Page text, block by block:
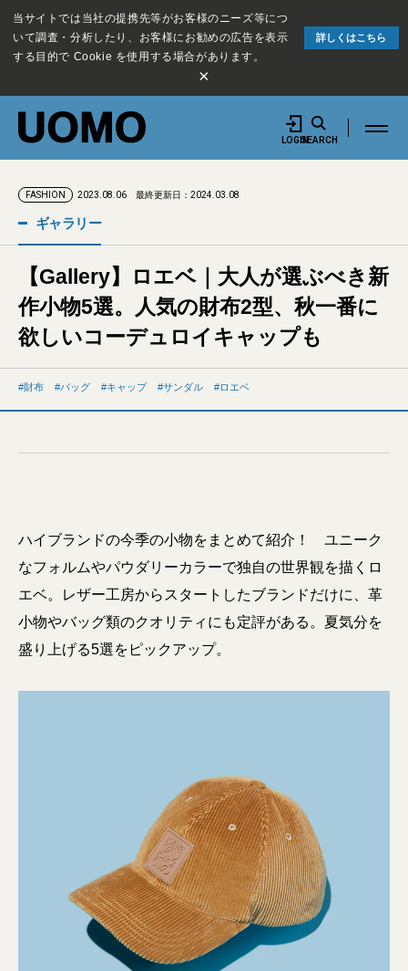
当サイトでは当社の提携先等がお客様のニーズ等につ
いて調査・分析したり、お客様にお勧めの広告を表示
する目的で Cookie を使用する場合があります。
詳しくはこちら
×
LOGINSEARCH
FASHION 2023.08.06 最終更新日：2024.03.08
ギャラリー
【Gallery】ロエベ｜大人が選ぶべき新
作小物5選。人気の財布2型、秋一番に
欲しいコーデュロイキャップも
財布 バッグ キャップ サンダル ロエベ
ハイブランドの今季の小物をまとめて紹介！ ユニーク
なフォルムやパウダリーカラーで独自の世界観を描くロ
エベ。レザー工房からスタートしたブランドだけに、革
小物やバッグ類のクオリティにも定評がある。夏気分を
盛り上げる5選をピックアップ。